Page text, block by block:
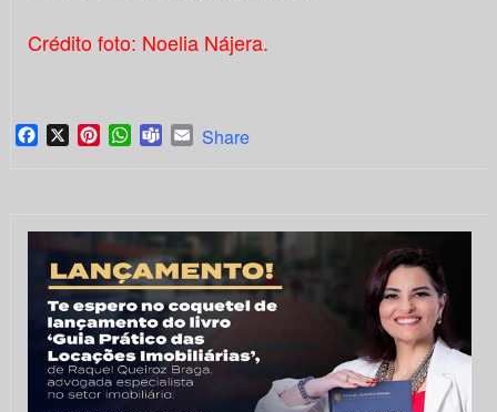
Crédito foto: Noelia Nájera.
Facebook
X PinterestWhatsApp
TeamsEmail
Share